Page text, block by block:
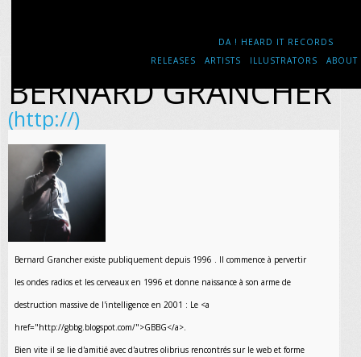
DA ! HEARD IT RECORDS
RELEASES
ARTISTS ILLUSTRATORS ABOUT
BERNARD GRANCHER
(http://)
Bernard Grancher existe publiquement depuis 1996 . Il commence à pervertir
les ondes radios et les cerveaux en 1996 et donne naissance à son arme de
destruction massive de l'intelligence en 2001 : Le <a
href="http://gbbg.blogspot.com/">GBBG</a>.
Bien vite il se lie d'amitié avec d'autres olibrius rencontrés sur le web et forme